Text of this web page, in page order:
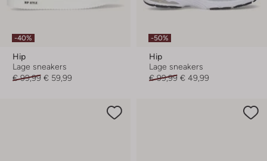
-40%
Hip
Lage sneakers
€ 99,99 € 59,99
-50%
Hip
Lage sneakers
€ 99,99 € 49,99